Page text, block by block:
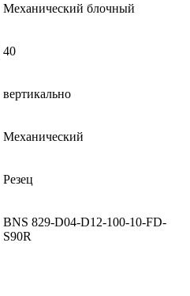
Механический блочный
40
вертикально
Механический
Резец
BNS 829-D04-D12-100-10-FD-
S90R